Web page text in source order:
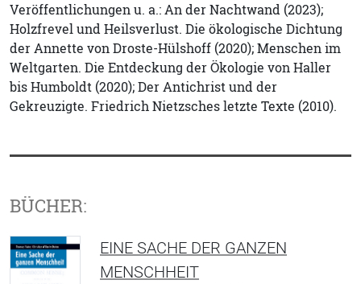
Veröffentlichungen u. a.: An der Nachtwand (2023);
Holzfrevel und Heilsverlust. Die ökologische Dichtung
der Annette von Droste-Hülshoff (2020); Menschen im
Weltgarten. Die Entdeckung der Ökologie von Haller
bis Humboldt (2020); Der Antichrist und der
Gekreuzigte. Friedrich Nietzsches letzte Texte (2010).
BÜCHER:
EINE SACHE DER GANZEN
MENSCHHEIT